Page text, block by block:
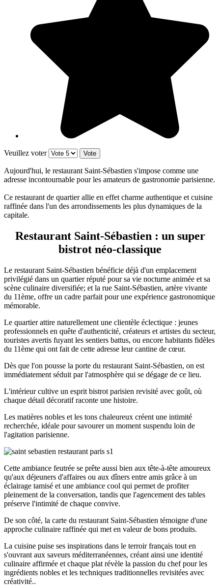
Veuillez voter
Aujourd'hui, le restaurant Saint-Sébastien s'impose comme une
adresse incontournable pour les amateurs de gastronomie parisienne.
Ce restaurant de quartier allie en effet charme authentique et cuisine
raffinée dans l'un des arrondissements les plus dynamiques de la
capitale.
Restaurant Saint-Sébastien : un super
bistrot néo-classique
Le restaurant Saint-Sébastien bénéficie déjà d'un emplacement
privilégié dans un quartier réputé pour sa vie nocturne animée et sa
scène culinaire diversifiée; et la rue Saint-Sébastien, artère vivante
du 11ème, offre un cadre parfait pour une expérience gastronomique
mémorable.
Le quartier attire naturellement une clientèle éclectique : jeunes
professionnels en quête d'authenticité, créateurs et artistes du secteur,
touristes avertis fuyant les sentiers battus, ou encore habitants fidèles
du 11ème qui ont fait de cette adresse leur cantine de cœur.
Dès que l'on pousse la porte du restaurant Saint-Sébastien, on est
immédiatement séduit par l'atmosphère qui se dégage de ce lieu.
L'intérieur cultive un esprit bistrot parisien revisité avec goût, où
chaque détail décoratif raconte une histoire.
Les matières nobles et les tons chaleureux créent une intimité
recherchée, idéale pour savourer un moment suspendu loin de
l'agitation parisienne.
Cette ambiance feutrée se prête aussi bien aux tête-à-tête amoureux
qu'aux déjeuners d'affaires ou aux dîners entre amis grâce à un
éclairage tamisé et une ambiance cool qui permet de profiter
pleinement de la conversation, tandis que l'agencement des tables
préserve l'intimité de chaque convive.
De son côté, la carte du restaurant Saint-Sébastien témoigne d'une
approche culinaire raffinée qui met en valeur de bons produits.
La cuisine puise ses inspirations dans le terroir français tout en
s'ouvrant aux saveurs méditerranéennes, créant ainsi une identité
culinaire affirmée et chaque plat révèle la passion du chef pour les
ingrédients nobles et les techniques traditionnelles revisitées avec
créativité..